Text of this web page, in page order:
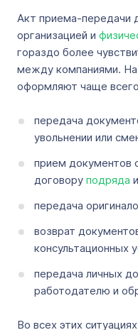
Акт приема-передачи
организацией и
гораздо более
между компаниями. На
оформляют чаще
передача
увольнении или
прием документов
договору подряда
передача
возврат
консультационных
передача личных
работодателю и
Во всех этих